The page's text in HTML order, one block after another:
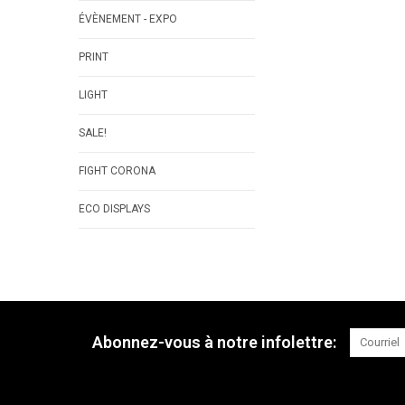
ÉVÈNEMENT - EXPO
PRINT
LIGHT
SALE!
FIGHT CORONA
ECO DISPLAYS
Abonnez-vous à notre infolettre: